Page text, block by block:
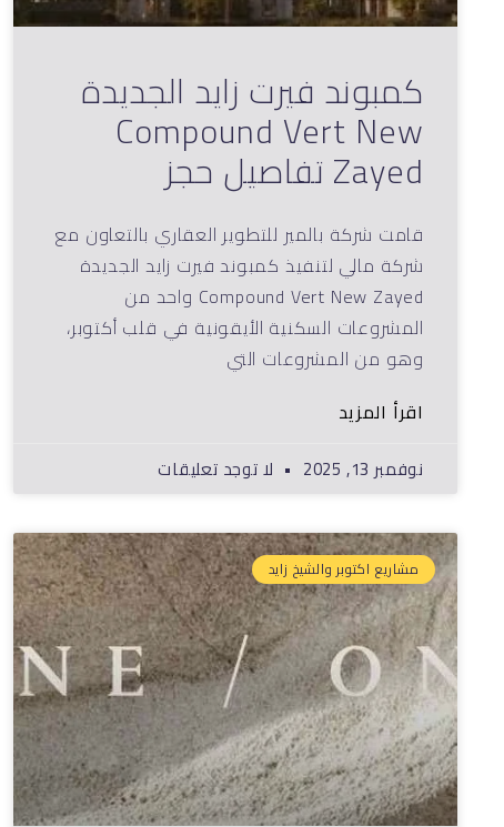
كمبوند فيرت زايد الجديدة
Compound Vert New
Zayed تفاصيل حجز
قامت شركة بالمير للتطوير العقاري بالتعاون مع
شركة مالي لتنفيذ كمبوند فيرت زايد الجديدة
Compound Vert New Zayed واحد من
المشروعات السكنية الأيقونية في قلب أكتوبر،
وهو من المشروعات التي
اقرأ المزيد
نوفمبر 13, 2025 لا توجد تعليقات
مشاريع اكتوبر والشيخ زايد